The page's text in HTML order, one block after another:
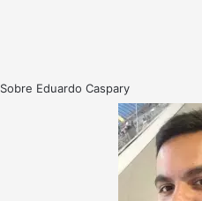
Sobre Eduardo Caspary